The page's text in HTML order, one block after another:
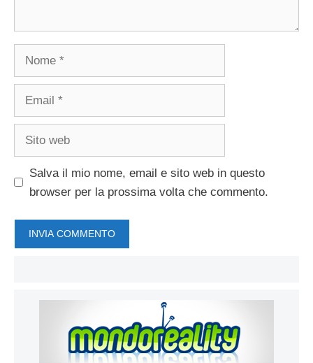
Nome
Email
Sito
Salva il mio nome, email e sito web in questo
browser per la prossima volta che commento.